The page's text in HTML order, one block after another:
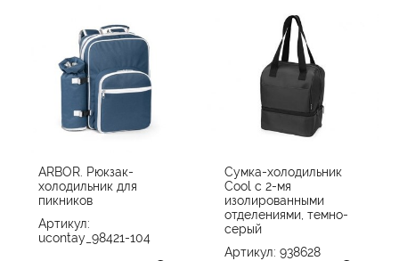
ARBOR. Рюкзак-
холодильник для
пикников
Артикул:
ucontay_98421-104
Сумка-холодильник
Cool с 2-мя
изолированными
отделениями, темно-
серый
Артикул: 938628